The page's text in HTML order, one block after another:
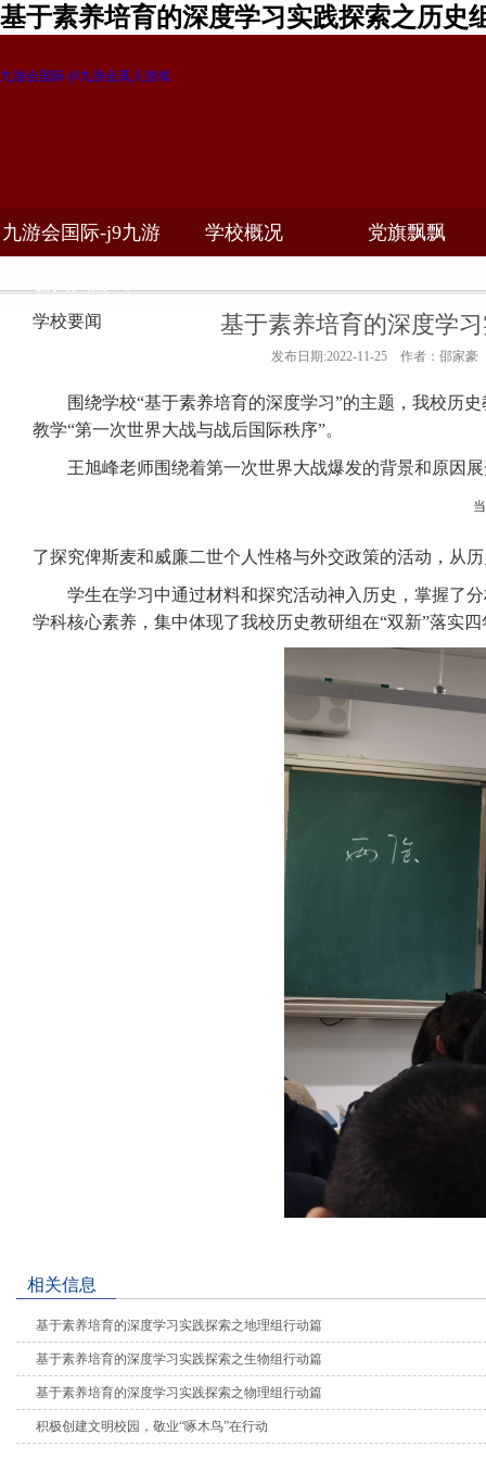
基于素养培育的深度学习实践探索之历史
九游会国际-j9九游会真人游戏
九游会国际-j9九游 学校概况 党旗飘飘
学校要闻 基于素养培育的深度学
发布日期:2022-11-25 作者：邵家豪
围绕学校“基于素养培育的深度学习”的主题，我校历
教学“第一次世界大战与战后国际秩序”。
王旭峰老师围绕着第一次世界大战爆发的背景和原因
了探究俾斯麦和威廉二世个人性格与外交政策的活动，从
学生在学习中通过材料和探究活动神入历史，掌握了
学科核心素养，集中体现了我校历史教研组在“双新”落实
相关信息
基于素养培育的深度学习实践探索之地理组行动篇
基于素养培育的深度学习实践探索之生物组行动篇
基于素养培育的深度学习实践探索之物理组行动篇
积极创建文明校园，敬业“啄木鸟”在行动